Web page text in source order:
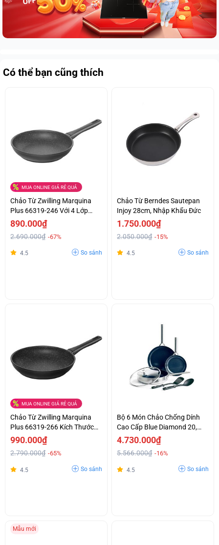
Có thể bạn cũng thích
MUA ONLINE GIÁ RẺ QUÁ
Chảo Từ Zwilling Marquina
Plus 66319-246 Với 4 Lớp
Chống Dính, Made In Italy,
890.000₫
2.690.000₫ -67%
4.5 So sánh
Chảo Từ Berndes Sautepan
Injoy 28cm, Nhập Khẩu Đức
1.750.000₫
2.050.000₫ -15%
4.5 So sánh
MUA ONLINE GIÁ RẺ QUÁ
Chảo Từ Zwilling Marquina
Plus 66319-266 Kích Thước
Lớn 26cm Made In Italy
990.000₫
2.790.000₫ -65%
4.5 So sánh
Bộ 6 Món Chảo Chống Dính
Cao Cấp Blue Diamond 20,
2x28Cm & Nắp Kính, Xẻng,
4.730.000₫
5.566.000₫ -16%
4.5 So sánh
Mẫu mới